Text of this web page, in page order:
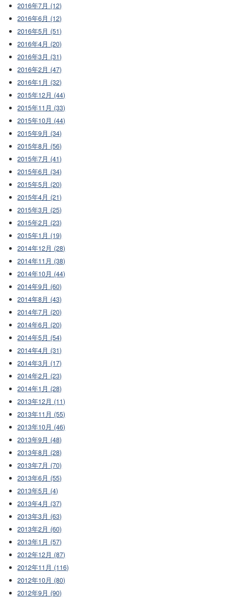
2016年7月 (12)
2016年6月 (12)
2016年5月 (51)
2016年4月 (20)
2016年3月 (31)
2016年2月 (47)
2016年1月 (32)
2015年12月 (44)
2015年11月 (33)
2015年10月 (44)
2015年9月 (34)
2015年8月 (56)
2015年7月 (41)
2015年6月 (34)
2015年5月 (20)
2015年4月 (21)
2015年3月 (25)
2015年2月 (23)
2015年1月 (19)
2014年12月 (28)
2014年11月 (38)
2014年10月 (44)
2014年9月 (60)
2014年8月 (43)
2014年7月 (20)
2014年6月 (20)
2014年5月 (54)
2014年4月 (31)
2014年3月 (17)
2014年2月 (23)
2014年1月 (28)
2013年12月 (11)
2013年11月 (55)
2013年10月 (46)
2013年9月 (48)
2013年8月 (28)
2013年7月 (70)
2013年6月 (55)
2013年5月 (4)
2013年4月 (37)
2013年3月 (63)
2013年2月 (60)
2013年1月 (57)
2012年12月 (87)
2012年11月 (116)
2012年10月 (80)
2012年9月 (90)